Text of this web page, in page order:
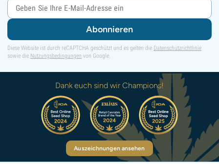
Abonnieren
Diese Website ist durch reCAPTCHA geschützt und es gelten die Datenschutzrichtlinie
sowie die Nutzungsbedingungen von Google.
Dank euch sind wir Champions!
Auszeichnungen ansehen